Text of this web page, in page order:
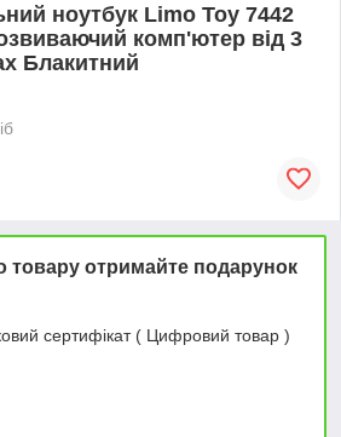
ноутбук Limo Toy 7442
комп'ютер від 3
Блакитний
товару отримайте подарунок
сертифікат ( Цифровий товар )